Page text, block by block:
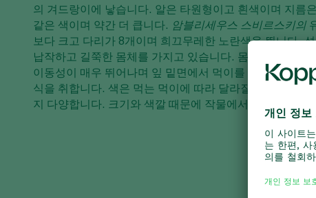
의 겨드랑이에 낳습니다. 알은 타원형이고 흰색이며 지름
같은 색이며 약간 더 큽니다. 암블리세우스 스비르스키의
보다 크고 다리가 8개이며 희끄무레한 노란색을 띕니다.
납작하고 길쭉한 몸체를 가지고 있습니다. 몸길이는 약
이동성이 매우 뛰어나며 잎 밑면에서 먹이를 적극적으로
식을 취합니다. 색은 먹는 먹이에 따라 달라질 수 있으며
지 다양합니다. 크기와 색깔 때문에 작물에서 발견하기 어